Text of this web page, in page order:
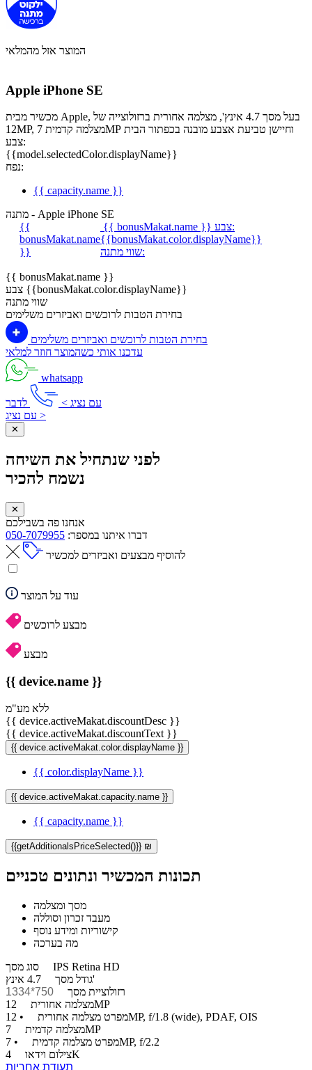
המוצר אזל מהמלאי
Apple iPhone SE
מכשיר מבית Apple, בעל מסך 4.7 אינץ', מצלמה אחורית ברזולוצייה של
12MP, מצלמה קדמית 7MP וחיישן טביעת אצבע מובנה בכפתור הבית
צבע:
{{model.selectedColor.displayName}}
נפח:
{{ capacity.name }}
מתנה - Apple iPhone SE
{{
bonusMakat.name
}}
{{ bonusMakat.name }}
צבע:
{{bonusMakat.color.displayName}}
שווי מתנה:
{{ bonusMakat.name }}
צבע {{bonusMakat.color.displayName}}
שווי מתנה
בחירת הטבות לרוכשים ואביזרים משלימים
בחירת הטבות לרוכשים ואביזרים משלימים
עדכנו אותי כשהמוצר חוזר למלאי
whatsapp
עם נציג >
לדבר
עם נציג >
✕
לפני שנתחיל את השיחה
נשמח להכיר
✕
אנחנו פה בשבילכם
דברו איתנו במספר: 050-7079955
להוסיף מבצעים ואביזרים למכשיר
עוד על המוצר
מבצע לרוכשים
מבצע
{{ device.name }}
ללא מע"מ
{{ device.activeMakat.discountDesc }}
{{ device.activeMakat.discountText }}
{{ device.activeMakat.color.displayName }}
{{ color.displayName }}
{{ device.activeMakat.capacity.name }}
{{ capacity.name }}
{{getAdditionalsPriceSelected()}} ₪
תכונות המכשיר ונתונים טכניים
מסך ומצלמה
מעבד זכרון וסוללה
קישוריות ומידע נוסף
מה בערכה
סוג מסך IPS Retina HD
גודל מסך4.7 אינץ'
רזולוציית מסך
750*1334
מצלמה אחורית12MP
מפרט מצלמה אחורית• 12MP, f/1.8 (wide), PDAF, OIS
מצלמה קדמית7MP
מפרט מצלמה קדמית• 7MP, f/2.2
צילום וידאו4K
תעודת אחריות